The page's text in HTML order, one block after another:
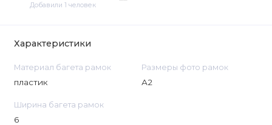
Добавили 1 человек
Характеристики
Материал багета рамок
пластик
Размеры фото рамок
А2
Ширина багета рамок
6